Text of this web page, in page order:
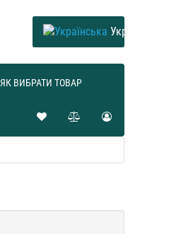
Українська
ЯК ВИБРАТИ ТОВАР